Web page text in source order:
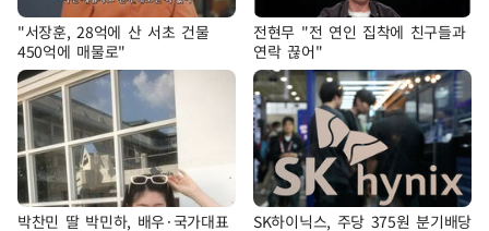
"서장훈, 28억에 산 서초 건물
450억에 매물로"
전현무 "전 연인 집착에 친구들과
연락 끊어"
박찬민 딸 박민하, 배우·국가대표
SK하이닉스, 주당 375원 분기배당